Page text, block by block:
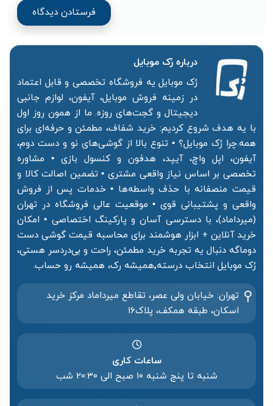
درباره رُک‌ موبایل
رُک موبایل یه فروشگاه تخصصی و قابل اعتماد
در زمینه فروش موبایل، آیفون، لوازم جانبی
دیجیتال و گجت‌های روزه. ما از همون روز اول
با یه هدف شروع کردیم: خرید شفاف، مطمئن و حرفه‌ای برای
همه.چرا رُک موبایل؟ • تنوع بالا از گوشی‌های نو و دست دوم،
آیفون، اپل واچ، آیپد، هدفون و کنسول بازی • مشاوره
تخصصی بر اساس نیاز واقعی مشتری • تضمین اصالت کالا و
قیمت منصفانه با حذف واسطه‌ها • خدمات پس از فروش
واقعی و پشتیبانی قوی • موقعیت عالی فروشگاه در تهران
(میرداماد)، با دسترسی آسان و پارکینگ اختصاصی • امکان
خرید آنلاین + ابزار هوشمند برای محاسبه قیمت گوشی دست
دوماگه دنبال یه تجربه خرید مطمئن، راحت و بی‌دردسر هستی،
رُک موبایل انتخاب درسته٬همیشه رک، همیشه رو حساب.
تهران: خیابان ولی عصر، تقاطع میرداماد مرکز خرید‌
اسکان، طبقه همکف، پلاک۱۶
ساعات کاری
شنبه تا پنج شنبه ۱۰ صبح الی 20:۳۰ شب